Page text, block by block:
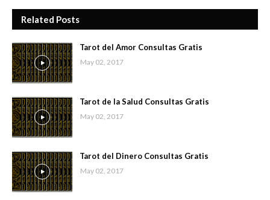
Related Posts
Tarot del Amor Consultas Gratis
May 02, 2017
Tarot de la Salud Consultas Gratis
May 02, 2017
Tarot del Dinero Consultas Gratis
May 02, 2017